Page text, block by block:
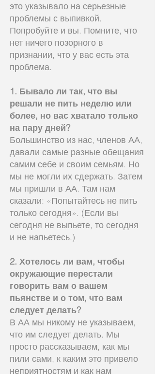
это указывало на серьезные
проблемы с выпивкой.
Попробуйте и вы. Помните, что
нет ничего позорного в
признании, что у вас есть эта
проблема.
1. Бывало ли так, что вы
решали не пить неделю или
более, но вас хватало только
на пару дней?
Большинство из нас, членов АА,
давали самые разные обещания
самим себе и своим семьям. Но
мы не могли их сдержать. Затем
мы пришли в АА. Там нам
сказали: «Попытайтесь не пить
только сегодня». (Если вы
сегодня не выпьете, то сегодня
и не напьетесь.)
2. Хотелось ли вам, чтобы
окружающие перестали
говорить вам о вашем
пьянстве и о том, что вам
следует делать?
В АА мы никому не указываем,
что им следует делать. Мы
просто рассказываем, как мы
пили сами, к каким это привело
неприятностям и как нам